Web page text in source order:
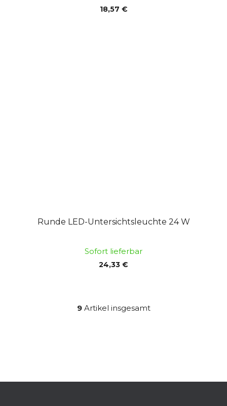
18,57 €
Runde LED-Untersichtsleuchte 24 W
Sofort lieferbar
24,33 €
S
e
9Artikel insgesamt